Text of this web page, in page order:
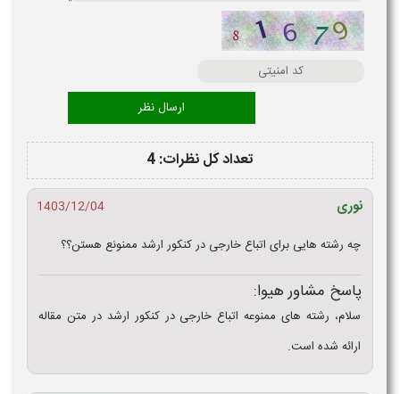
تعداد کل نظرات: 4
نوری
1403/12/04
چه رشته هایی برای اتباع خارجی در کنکور ارشد ممنونع هستن؟؟
پاسخ مشاور هیوا:
سلام، رشته های ممنوعه اتباع خارجی در کنکور ارشد در متن مقاله
ارائه شده است.